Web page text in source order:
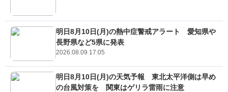
明日8月10日(月)の熱中症警戒アラート 愛知県や
長野県など5県に発表
2026.08.09 17:05
明日8月10日(月)の天気予報 東北太平洋側は早め
の台風対策を 関東はゲリラ雷雨に注意